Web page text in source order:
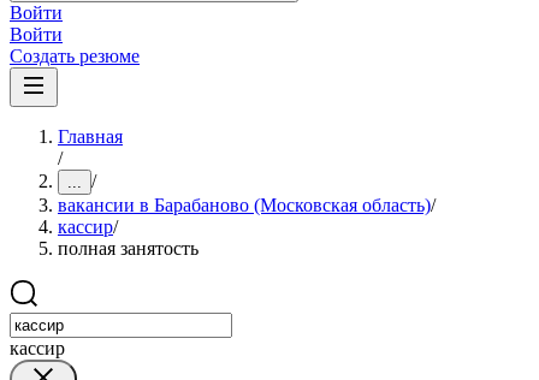
Войти
Войти
Создать резюме
Главная
/
... /
вакансии в Барабаново (Московская область)/
кассир/
полная занятость
кассир